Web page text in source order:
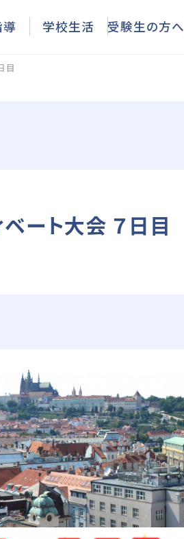
目
ート大会 ７日目
学校生活 受験生の方へ